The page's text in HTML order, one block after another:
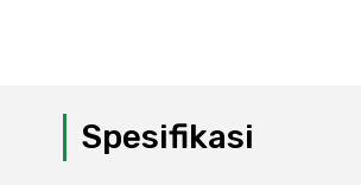
Spesifikasi